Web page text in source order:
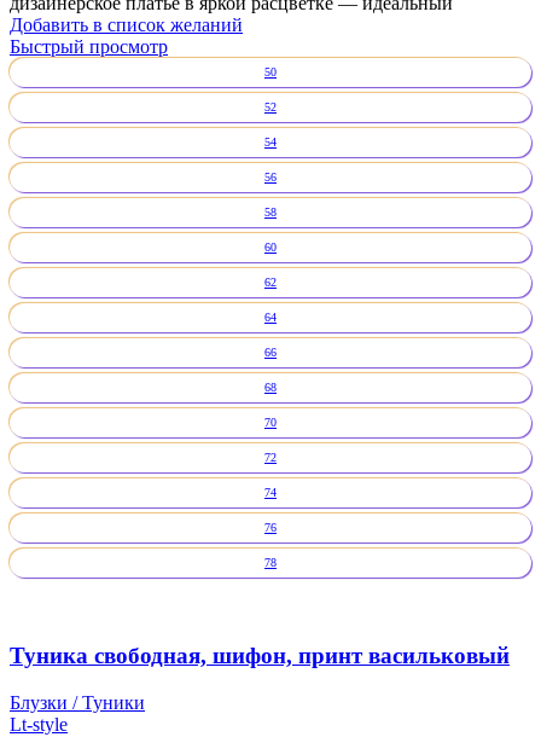
Добавить в список желаний
Быстрый просмотр
50
52
54
56
58
60
62
64
66
68
70
72
74
76
78
Туника свободная, шифон, принт васильковый
Блузки / Туники
Lt-style